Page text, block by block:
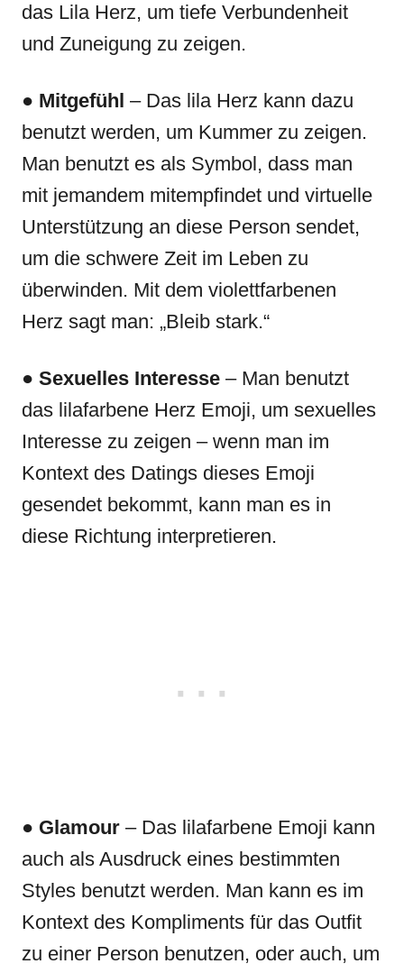
das Lila Herz, um tiefe Verbundenheit
und Zuneigung zu zeigen.
● Mitgefühl – Das lila Herz kann dazu
benutzt werden, um Kummer zu zeigen.
Man benutzt es als Symbol, dass man
mit jemandem mitempfindet und virtuelle
Unterstützung an diese Person sendet,
um die schwere Zeit im Leben zu
überwinden. Mit dem violettfarbenen
Herz sagt man: „Bleib stark.“
● Sexuelles Interesse – Man benutzt
das lilafarbene Herz Emoji, um sexuelles
Interesse zu zeigen – wenn man im
Kontext des Datings dieses Emoji
gesendet bekommt, kann man es in
diese Richtung interpretieren.
● Glamour – Das lilafarbene Emoji kann
auch als Ausdruck eines bestimmten
Styles benutzt werden. Man kann es im
Kontext des Kompliments für das Outfit
zu einer Person benutzen, oder auch, um